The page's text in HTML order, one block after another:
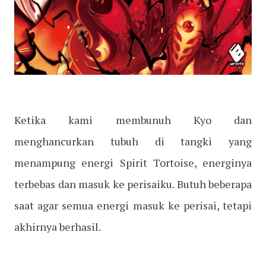
Ketika kami membunuh Kyo dan
menghancurkan tubuh di tangki yang
menampung energi Spirit Tortoise, energinya
terbebas dan masuk ke perisaiku. Butuh beberapa
saat agar semua energi masuk ke perisai, tetapi
akhirnya berhasil.